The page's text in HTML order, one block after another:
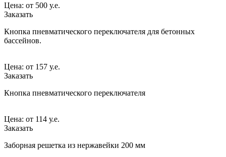
Цена: от 500 у.е.
Заказать
Кнопка пневматического переключателя для бетонных
бассейнов.
Цена: от 157 у.е.
Заказать
Кнопка пневматического переключателя
Цена: от 114 у.е.
Заказать
Заборная решетка из нержавейки 200 мм